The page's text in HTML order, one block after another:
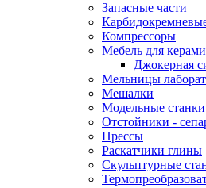
Запасные части
Компрессоры
Мебель для
Джокерная
Мельницы
Мешалки
Модельные станки
Отстойники -
Прессы
Раскатчики глины
Скульптурные